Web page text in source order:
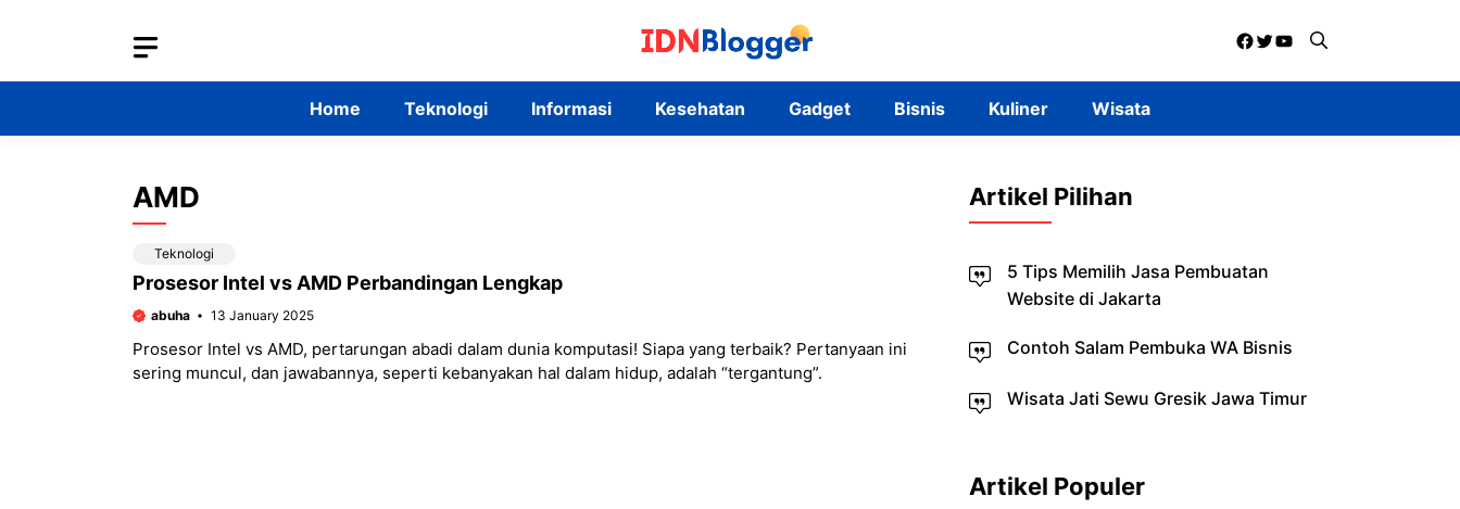
Facebook
Twitter
YouTube
Home Teknologi Informasi Kesehatan Gadget Bisnis Kuliner Wisata
AMD
Teknologi
Prosesor Intel vs AMD Perbandingan Lengkap
abuha 13 January 2025
Prosesor Intel vs AMD, pertarungan abadi dalam dunia komputasi! Siapa yang terbaik? Pertanyaan ini
sering muncul, dan jawabannya, seperti kebanyakan hal dalam hidup, adalah “tergantung”.
Artikel Pilihan
5 Tips Memilih Jasa Pembuatan
Website di Jakarta
Contoh Salam Pembuka WA Bisnis
Wisata Jati Sewu Gresik Jawa Timur
Artikel Populer